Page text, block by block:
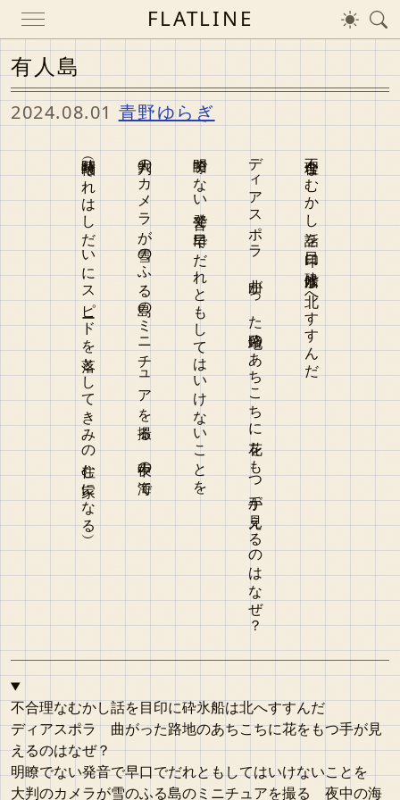
FLATLINE
有人島
2024.08.01 青野ゆらぎ
不合理なむかし話を目印に砕氷船は北へすすんだ
ディアスポラ 曲がった路地のあちこちに花をもつ手が見えるのはなぜ？
明瞭でない発音で早口でだれともしてはいけないことを
大判のカメラが雪のふる島のミニチュアを撮る 夜中の海で
時間軸（それはしだいにスピードを落としてきみの住む家になる）
不合理なむかし話を目印に砕氷船は北へすすんだ
ディアスポラ 曲がった路地のあちこちに花をもつ手が見
えるのはなぜ？
明瞭でない発音で早口でだれともしてはいけないことを
大判のカメラが雪のふる島のミニチュアを撮る 夜中の海